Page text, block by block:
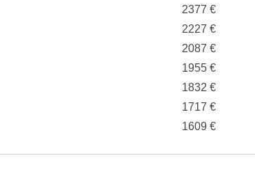
2377 €
2227 €
2087 €
1955 €
1832 €
1717 €
1609 €